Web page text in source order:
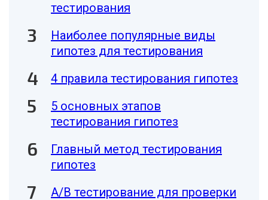
тестирования
Наиболее популярные виды
гипотез для тестирования
4 правила тестирования гипотез
5 основных этапов
тестирования гипотез
Главный метод тестирования
гипотез
А/В тестирование для проверки